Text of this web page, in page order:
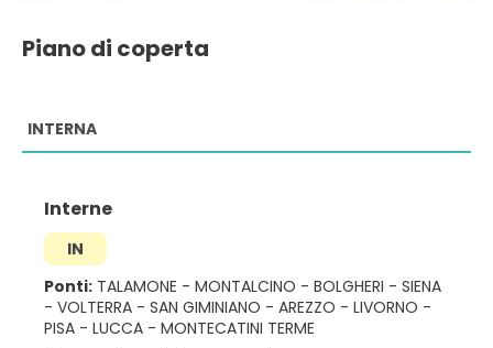
Piano di coperta
INTERNA
Interne
IN
Ponti: TALAMONE - MONTALCINO - BOLGHERI - SIENA
- VOLTERRA - SAN GIMINIANO - AREZZO - LIVORNO -
PISA - LUCCA - MONTECATINI TERME